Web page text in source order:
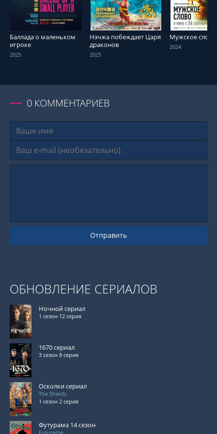
Баллада о маленьком
игроке
2025
Нэчжа побеждает Царя
драконов
2025
Мужское слово
2024
0 КОММЕНТАРИЕВ
Отправить
ОБНОВЛЕНИЕ СЕРИАЛОВ
Ночной сериал
1 сезон 12 серия
1670 сериал
3 сезон 8 серия
Осколки сериал
The Shards
1 сезон 2 серия
Футурама 14 сезон
Futurama